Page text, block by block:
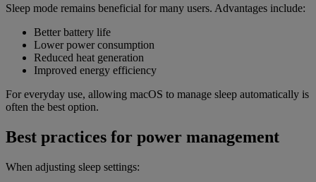
Sleep mode remains beneficial for many users. Advantages include:
Better battery life
Lower power consumption
Reduced heat generation
Improved energy efficiency
For everyday use, allowing macOS to manage sleep automatically is
often the best option.
Best practices for power management
When adjusting sleep settings: